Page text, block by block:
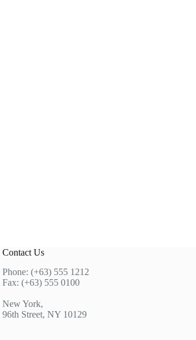
Contact Us
Phone: (+63) 555 1212
Fax: (+63) 555 0100
New York,
96th Street, NY 10129